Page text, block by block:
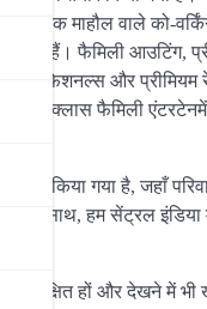
माहौल वाले को-
देते हैं। फैमिली आउटिंग,
प्रोफेशनल्स और
क्लास फैमिली
किया गया है, जहाँ
के साथ, हम सेंट्रल
हों, सुरक्षित हों और देखने में